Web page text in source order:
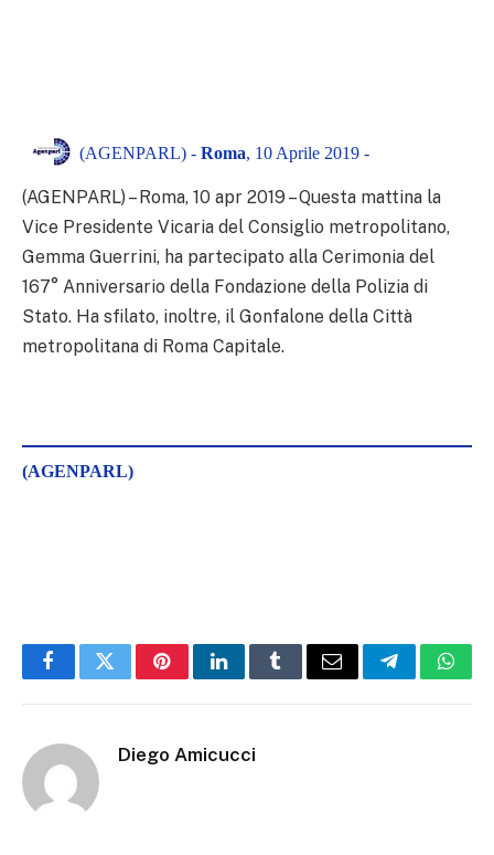
(AGENPARL) - Roma, 10 Aprile 2019 -
(AGENPARL) – Roma, 10 apr 2019 – Questa mattina la
Vice Presidente Vicaria del Consiglio metropolitano,
Gemma Guerrini, ha partecipato alla Cerimonia del
167° Anniversario della Fondazione della Polizia di
Stato. Ha sfilato, inoltre, il Gonfalone della Città
metropolitana di Roma Capitale.
(AGENPARL)
FacebookTwitterPinterestLinkedInTumblrEmail Telegram
Diego Amicucci